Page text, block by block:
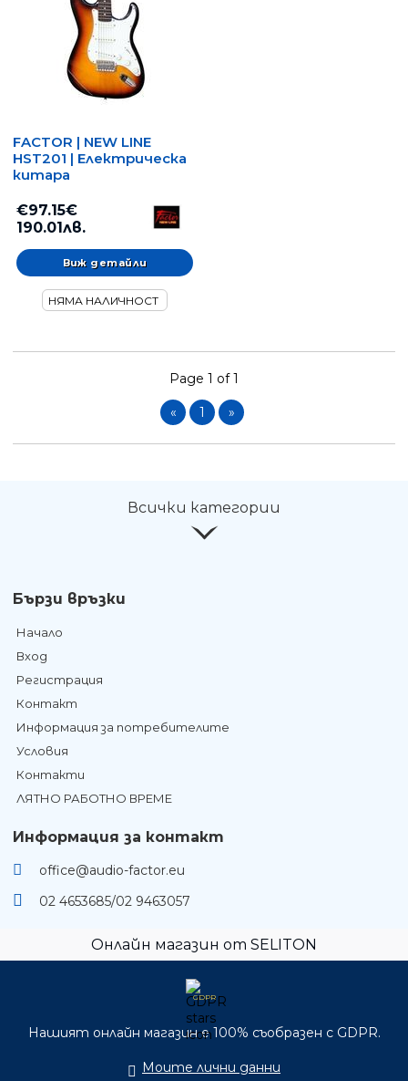
FACTOR | NEW LINE
HST201 | Електрическа
китара
€97.15€
190.01лв.
Виж детайли
НЯМА НАЛИЧНОСТ
Page 1 of 1
« 1 »
Всички категории
Бързи връзки
Начало
Вход
Регистрация
Контакт
Информация за потребителите
Условия
Контакти
ЛЯТНО РАБОТНО ВРЕМЕ
Информация за контакт
office@audio-factor.eu
02 4653685/02 9463057
Онлайн магазин от SELITON
GDPR
Нашият онлайн магазин е 100% съобразен с GDPR.
Моите лични данни